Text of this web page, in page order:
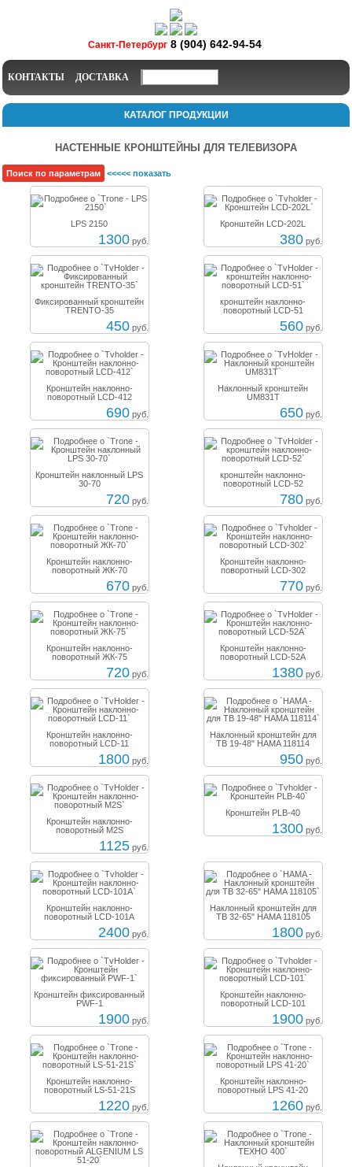
Санкт-Петербург 8 (904) 642-94-54
КОНТАКТЫ ДОСТАВКА
КАТАЛОГ ПРОДУКЦИИ
НАСТЕННЫЕ КРОНШТЕЙНЫ ДЛЯ ТЕЛЕВИЗОРА
Поиск по параметрам <<<<< показать
LPS 2150
1300 руб.
Кронштейн LCD-202L
380 руб.
Фиксированный кронштейн
TRENTO-35
450 руб.
кронштейн наклонно-
поворотный LCD-51
560 руб.
Кронштейн наклонно-
поворотный LCD-412
690 руб.
Наклонный кронштейн
UM831T
650 руб.
Кронштейн наклонный LPS
30-70
720 руб.
кронштейн наклонно-
поворотный LCD-52
780 руб.
Кронштейн наклонно-
поворотный ЖК-70
670 руб.
Кронштейн наклонно-
поворотный LCD-302
770 руб.
Кронштейн наклонно-
поворотный ЖК-75
720 руб.
Кронштейн наклонно-
поворотный LCD-52A
1380 руб.
Кронштейн наклонно-
поворотный LCD-11
1800 руб.
Наклонный кронштейн для
ТВ 19-48" HAMA 118114
950 руб.
Кронштейн наклонно-
поворотный M2S
1125 руб.
Кронштейн PLB-40
1300 руб.
Кронштейн наклонно-
поворотный LCD-101A
2400 руб.
Наклонный кронштейн для
ТВ 32-65" HAMA 118105
1800 руб.
Кронштейн фиксированный
PWF-1
1900 руб.
Кронштейн наклонно-
поворотный LCD-101
1900 руб.
Кронштейн наклонно-
поворотный LS-51-21S
1220 руб.
Кронштейн наклонно-
поворотный LPS 41-20
1260 руб.